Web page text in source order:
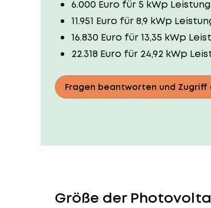
6.000 Euro für 5 kWp Leistung
11.951 Euro für 8,9 kWp
16.830 Euro für 13,35 kWp
22.318 Euro für 24,92 kWp
Fragen beantworten und
Größe der